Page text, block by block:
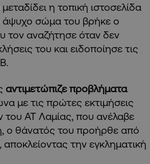
η τοπική ιστοσελίδα
άψυχο σώμα του βρήκε ο
τον αναζήτησε όταν δεν
του και ειδοποίησε τις
αντιμετώπιζε προβλήματα
με τις πρώτες εκτιμήσεις
του ΑΤ Λαμίας, που ανέλαβε
ο θάνατός του προήρθε από
αποκλείοντας την εγκληματική